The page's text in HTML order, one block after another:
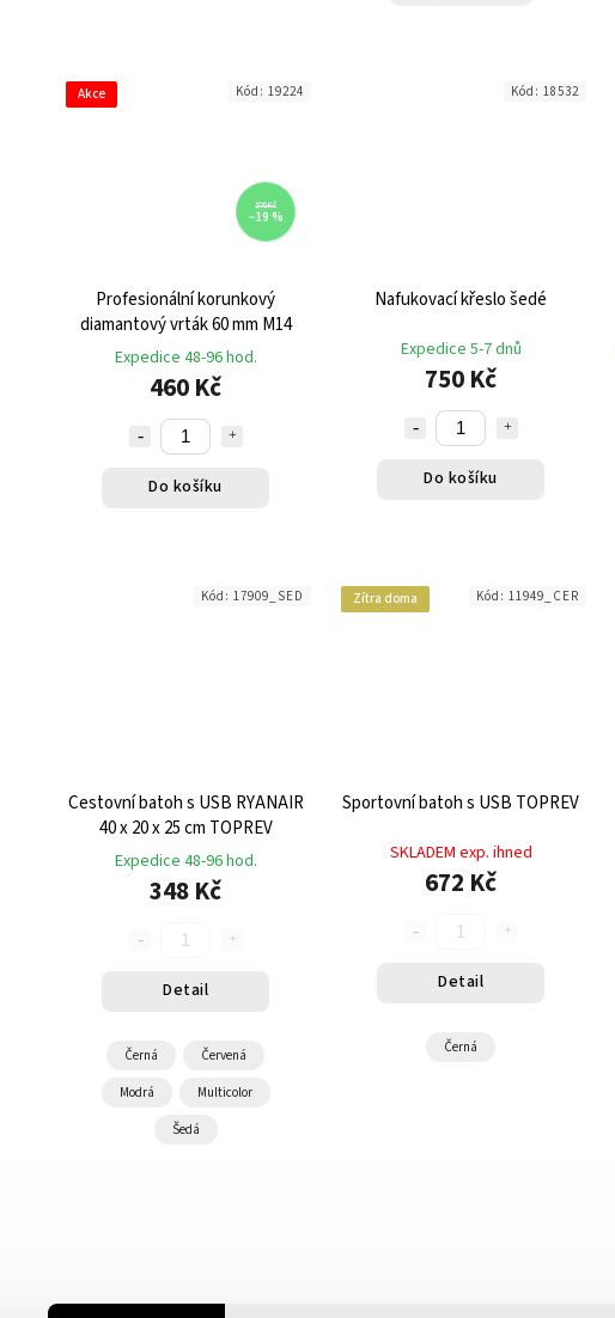
Akce
570 Kč
–19 %
Profesionální korunkový
diamantový vrták 60 mm M14
Expedice 48-96 hod.
460 Kč
Do košíku
Kód: 19224
Nafukovací křeslo šedé
Expedice 5-7 dnů
750 Kč
Do košíku
Kód: 18532
Cestovní batoh s USB RYANAIR
40 x 20 x 25 cm TOPREV
Expedice 48-96 hod.
348 Kč
Detail
Černá Červená
Modrá Multicolor
Šedá
Kód: 17909_SED Zítra doma
Sportovní batoh s USB TOPREV
SKLADEM exp. ihned
672 Kč
Detail
Černá
Kód: 11949_CER